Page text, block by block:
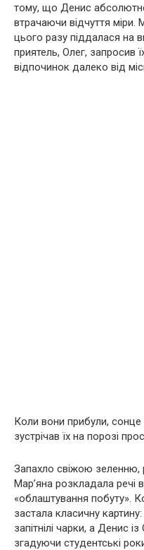
тому, що Денис
втрачаючи відчуття міри.
цього разу піддалася на
приятель, Олег, запросив
відпочинок далеко від
Коли вони прибули,
зустрічав їх на порозі
Запахло свіжою
Мар’яна розкладала речі
«облаштування побуту».
застала класичну
запітнілі чарки, а Денис
згадуючи студентські